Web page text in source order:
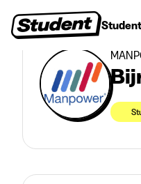
Studentenjobs>Jabbeke